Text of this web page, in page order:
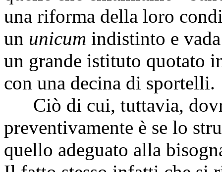
una riforma della loro
un unicum indistinto e
un grande istituto quotato
con una decina di sportelli.
Ciò di cui, tuttavia,
preventivamente è se lo
quello adeguato alla